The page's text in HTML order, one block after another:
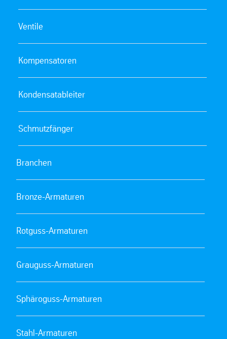
Ventile
Kompensatoren
Kondensatableiter
Schmutzfänger
Branchen
Bronze-Armaturen
Rotguss-Armaturen
Grauguss-Armaturen
Sphäroguss-Armaturen
Stahl-Armaturen